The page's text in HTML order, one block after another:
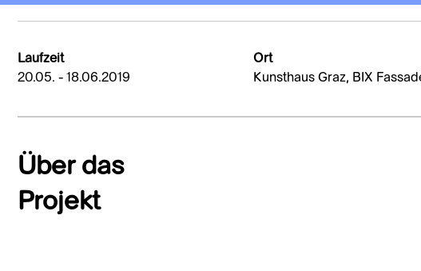
Laufzeit
20.05. - 18.06.2019
Ort
Kunsthaus Graz, BIX
Über das
Projekt